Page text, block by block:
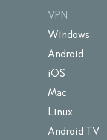
VPN
Windows
Android
iOS
Mac
Linux
Android TV